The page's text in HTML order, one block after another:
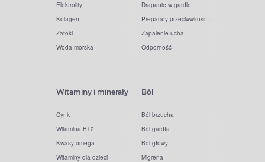
Elektrolity
Kolagen
Zatoki
Woda morska
Drapanie w gardle
Preparaty przeciwwirusowe
Zapalenie ucha
Odporność
Witaminy i minerały
Cynk
Witamina B12
Kwasy omega
Witaminy dla dzieci
Ból
Ból brzucha
Ból gardła
Ból głowy
Migrena